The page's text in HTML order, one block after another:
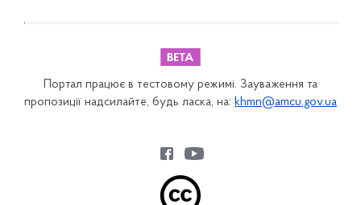
Портал працює в тестовому режимі. Зауваження та
пропозиції надсилайте, будь ласка, на: khmn@amcu.gov.ua